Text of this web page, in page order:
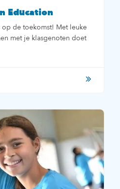
Education
de toekomst! Met leuke
met je klasgenoten doet